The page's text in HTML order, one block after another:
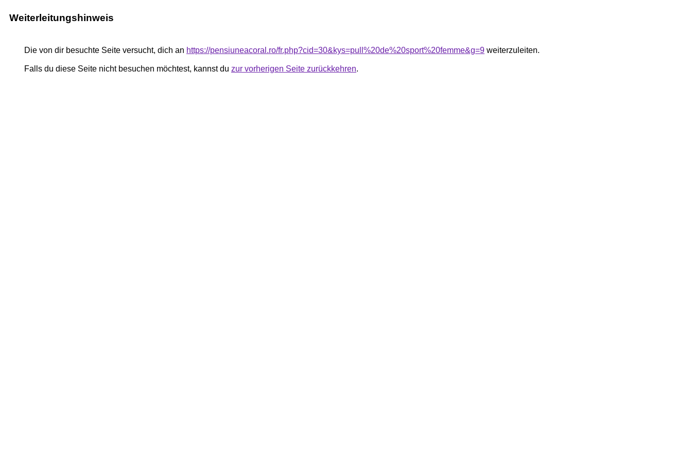
Weiterleitungshinweis
Die von dir besuchte Seite versucht, dich an https://pensiuneacoral.ro/fr.php?cid=30&kys=pull%20de%20sport%20femme&g=9 weiterzuleiten.
Falls du diese Seite nicht besuchen möchtest, kannst du zur vorherigen Seite zurückkehren.